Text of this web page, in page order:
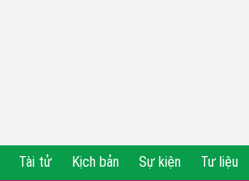
Tài tử Kịch bản Sự kiện Tư liệu